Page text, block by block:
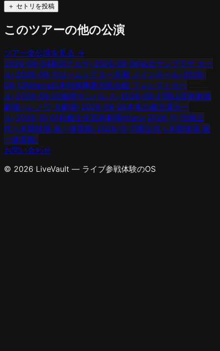
＋ セトリを投稿
このツアーの他の公演
ツアー全公演を見る →
2026-09-04新潟テルサ› 2026-09-06仙台サンプラザ ホー
ル› 2026-09-11 ロームシアター京都 メインホール› 2026-
09-13Niterra日本特殊陶業市民会館 フォレストホー
ル› 2026-09-20福岡サンパレス› 2026-09-21岡山芸術創造
劇場ハレノワ 大劇場› 2026-09-26本多の森北電ホー
ル› 2026-10-01札幌文化芸術劇場hitaru› 2026-11-10国立
代々木競技場 第一体育館› 2026-11-11国立代々木競技場 第
一体育館›
お問い合わせ
© 2026 LiveVault — ライブ参戦体験のOS